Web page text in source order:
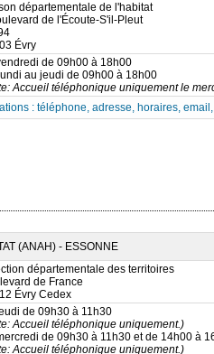
départementale de l'habitat
de l'Écoute-S'il-Pleut
Évry
de 09h00 à 18h00
au jeudi de 09h00 à 18h00
Accueil téléphonique uniquement le
: téléphone, adresse, horaires,
(ANAH) - ESSONNE
départementale des territoires
de France
Évry Cedex
de 09h30 à 11h30
Accueil téléphonique uniquement.)
de 09h30 à 11h30 et de 14h00 à
Accueil téléphonique uniquement.)